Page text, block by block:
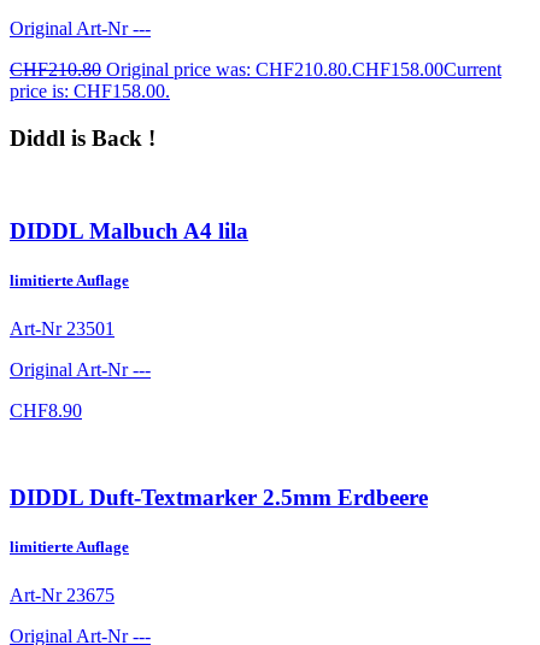
Original Art-Nr---
CHF210.80 Original price was: CHF210.80.CHF158.00Current
price is: CHF158.00.
Diddl is Back !
DIDDL Malbuch A4 lila
limitierte Auflage
Art-Nr 23501
Original Art-Nr---
CHF8.90
DIDDL Duft-Textmarker 2.5mm Erdbeere
limitierte Auflage
Art-Nr 23675
Original Art-Nr---